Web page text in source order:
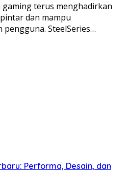
terus menghadirkan
dan mampu
SteelSeries…
Performa, Desain, dan